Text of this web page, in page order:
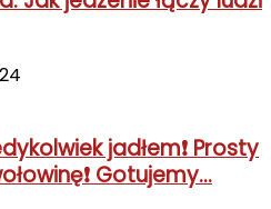
jadłem❗ Prosty
Gotujemy...